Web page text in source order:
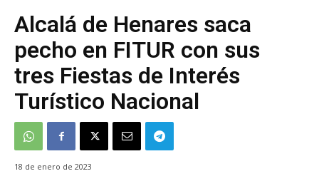
Alcalá de Henares saca
pecho en FITUR con sus
tres Fiestas de Interés
Turístico Nacional
18 de enero de 2023